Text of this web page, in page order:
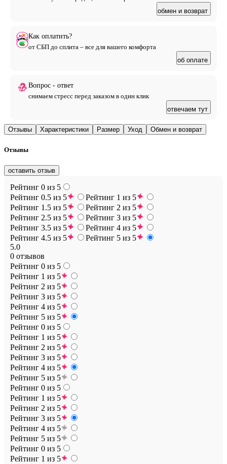
обмен и возврат
Как оплатить?
от СБП до сплита – все для вашего комфорта
об оплате
Вопрос - ответ
снимаем стресс перед заказом в один клик
отвечаем тут
Отзывы Характеристики Размер Уход Обмен и возврат
Отзывы
оставить отзыв
Рейтинг 0 из 5
Рейтинг 0.5 из 5
Рейтинг 1 из 5
Рейтинг 1.5 из 5
Рейтинг 2 из 5
Рейтинг 2.5 из 5
Рейтинг 3 из 5
Рейтинг 3.5 из 5
Рейтинг 4 из 5
Рейтинг 4.5 из 5
Рейтинг 5 из 5
5.0
0 отзывов
Рейтинг 0 из 5
Рейтинг 1 из 5
Рейтинг 2 из 5
Рейтинг 3 из 5
Рейтинг 4 из 5
Рейтинг 5 из 5
Рейтинг 0 из 5
Рейтинг 1 из 5
Рейтинг 2 из 5
Рейтинг 3 из 5
Рейтинг 4 из 5
Рейтинг 5 из 5
Рейтинг 0 из 5
Рейтинг 1 из 5
Рейтинг 2 из 5
Рейтинг 3 из 5
Рейтинг 4 из 5
Рейтинг 5 из 5
Рейтинг 0 из 5
Рейтинг 1 из 5